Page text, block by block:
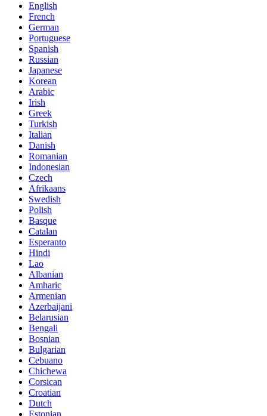
English
French
German
Portuguese
Spanish
Russian
Japanese
Korean
Arabic
Irish
Greek
Turkish
Italian
Danish
Romanian
Indonesian
Czech
Afrikaans
Swedish
Polish
Basque
Catalan
Esperanto
Hindi
Lao
Albanian
Amharic
Armenian
Azerbaijani
Belarusian
Bengali
Bosnian
Bulgarian
Cebuano
Chichewa
Corsican
Croatian
Dutch